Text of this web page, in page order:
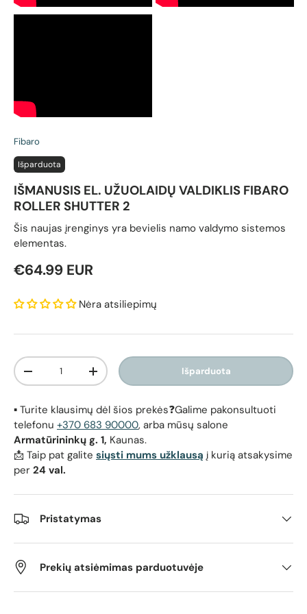
Fibaro
Išparduota
IŠMANUSIS EL. UŽUOLAIDŲ VALDIKLIS FIBARO
ROLLER SHUTTER 2
Šis naujas įrenginys yra bevielis namo valdymo sistemos
elementas.
Reguliari kaina
€64.99 EUR
Nėra atsiliepimų
Kiekis
Sumažinti kiekįPadidinti kiekį Išparduota
▪️ Turite klausimų dėl šios prekės❓Galime pakonsultuoti
telefonu +370 683 90000, arba mūsų salone
Armatūrininkų g. 1, Kaunas.
📩 Taip pat galite siųsti mums užklausą į kurią atsakysime
per 24 val.
Pristatymas
Prekių atsiėmimas parduotuvėje